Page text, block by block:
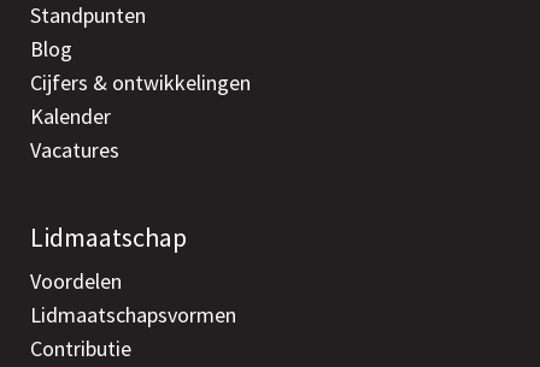
Standpunten
Blog
Cijfers & ontwikkelingen
Kalender
Vacatures
Lidmaatschap
Voordelen
Lidmaatschapsvormen
Contributie